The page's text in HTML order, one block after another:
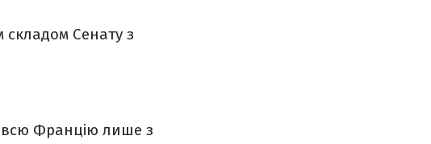
складом Сенату з
всю Францію лише з